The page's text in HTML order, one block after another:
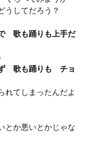
してだろう？
歌も踊りも上手だ
歌も踊りも チョ
れてしまったんだよ
か悪いとかじゃな